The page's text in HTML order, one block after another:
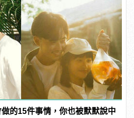
的15件事情，你也被默默說中